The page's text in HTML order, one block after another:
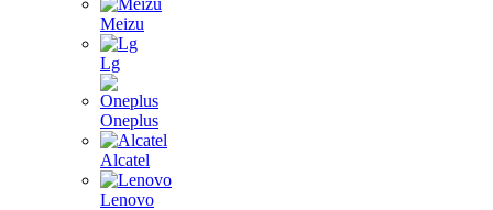
Meizu
Lg
Oneplus
Alcatel
Lenovo